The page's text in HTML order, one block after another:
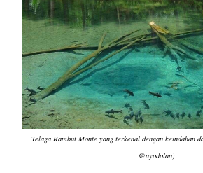
Telaga Rambut Monte yang terkenal dengan keindahan
@ayodolan)